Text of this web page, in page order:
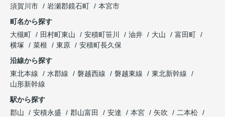
須賀川市
岩瀬郡鏡石町
本宮市
町名から探す
大槻町
田村町東山 安積町笹川 油井 大山
富田町
横塚
菜根 東原
安積町長久保
沿線から探す
東北本線
水郡線 磐越西線 磐越東線
東北新幹線
山形新幹線
駅から探す
郡山
安積永盛 郡山富田 安達 本宮 矢吹
二本松